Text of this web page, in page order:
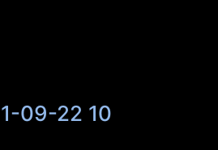
09-22 10